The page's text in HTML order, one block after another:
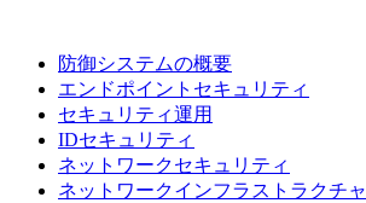
防御システムの概要
エンドポイントセキュリティ
セキュリティ運用
IDセキュリティ
ネットワークセキュリティ
ネットワークインフラストラクチャ